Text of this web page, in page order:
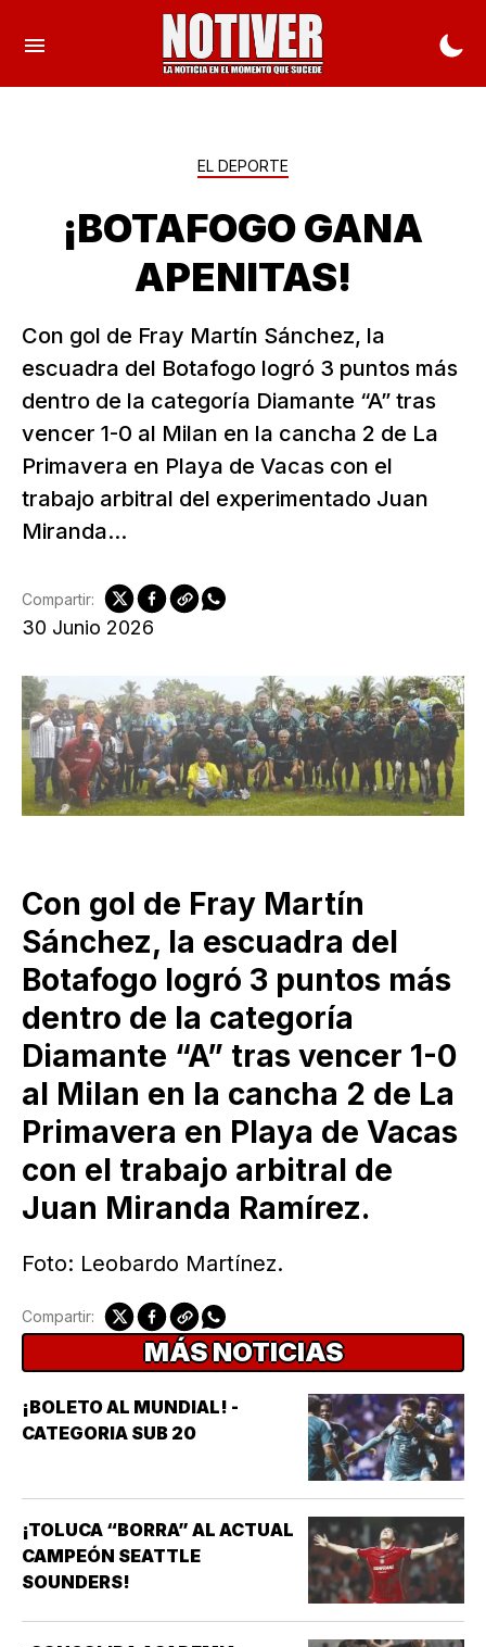
EL DEPORTE
¡BOTAFOGO GANA
APENITAS!
Con gol de Fray Martín Sánchez, la
escuadra del Botafogo logró 3 puntos más
dentro de la categoría Diamante “A” tras
vencer 1-0 al Milan en la cancha 2 de La
Primavera en Playa de Vacas con el
trabajo arbitral del experimentado Juan
Miranda...
30 Junio 2026
Compartir:
Con gol de Fray Martín
Sánchez, la escuadra del
Botafogo logró 3 puntos más
dentro de la categoría
Diamante “A” tras vencer 1-0
al Milan en la cancha 2 de La
Primavera en Playa de Vacas
con el trabajo arbitral de
Juan Miranda Ramírez.
Foto: Leobardo Martínez.
Compartir:
MÁS NOTICIAS
¡BOLETO AL MUNDIAL! -
CATEGORIA SUB 20
¡TOLUCA “BORRA” AL ACTUAL
CAMPEÓN SEATTLE
SOUNDERS!